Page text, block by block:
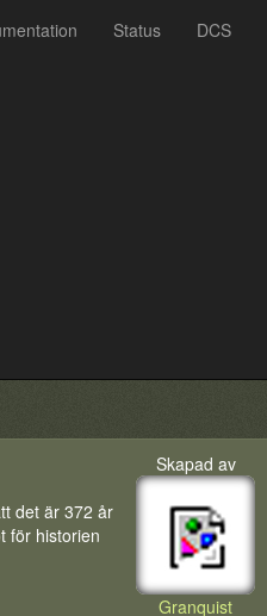
Status DCS
Skapad av
Granquist
det är 372 år
för historien